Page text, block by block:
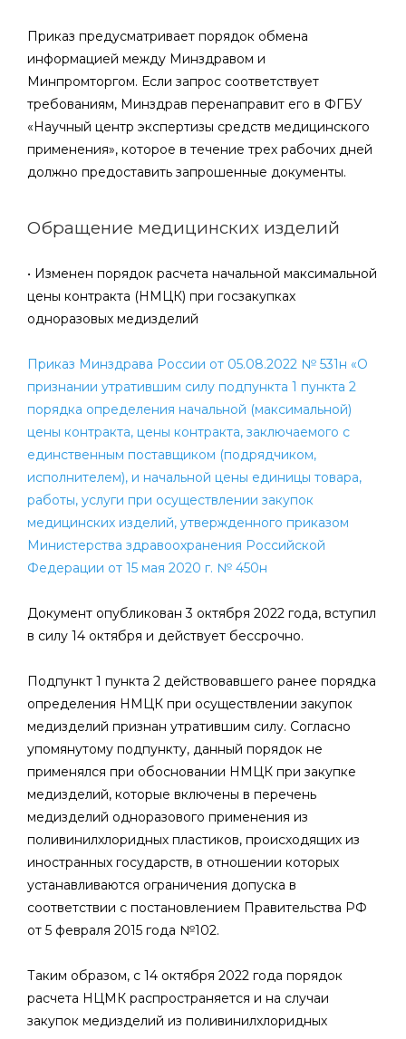
Приказ предусматривает порядок обмена
информацией между Минздравом и
Минпромторгом. Если запрос соответствует
требованиям, Минздрав перенаправит его в ФГБУ
«Научный центр экспертизы средств медицинского
применения», которое в течение трех рабочих дней
должно предоставить запрошенные документы.
Обращение медицинских изделий
• Изменен порядок расчета начальной максимальной
цены контракта (НМЦК) при госзакупках
одноразовых медизделий
Приказ Минздрава России от 05.08.2022 № 531н «О
признании утратившим силу подпункта 1 пункта 2
порядка определения начальной (максимальной)
цены контракта, цены контракта, заключаемого с
единственным поставщиком (подрядчиком,
исполнителем), и начальной цены единицы товара,
работы, услуги при осуществлении закупок
медицинских изделий, утвержденного приказом
Министерства здравоохранения Российской
Федерации от 15 мая 2020 г. № 450н
Документ опубликован 3 октября 2022 года, вступил
в силу 14 октября и действует бессрочно.
Подпункт 1 пункта 2 действовавшего ранее порядка
определения НМЦК при осуществлении закупок
медизделий признан утратившим силу. Согласно
упомянутому подпункту, данный порядок не
применялся при обосновании НМЦК при закупке
медизделий, которые включены в перечень
медизделий одноразового применения из
поливинилхлоридных пластиков, происходящих из
иностранных государств, в отношении которых
устанавливаются ограничения допуска в
соответствии с постановлением Правительства РФ
от 5 февраля 2015 года №102.
Таким образом, с 14 октября 2022 года порядок
расчета НЦМК распространяется и на случаи
закупок медизделий из поливинилхлоридных